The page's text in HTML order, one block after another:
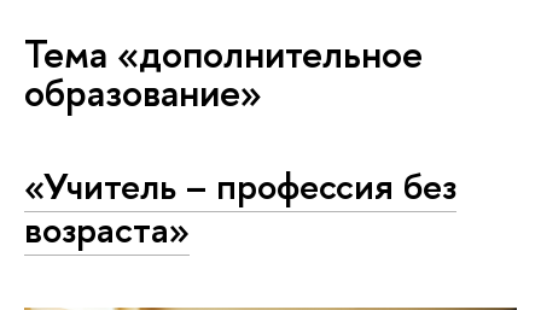
Тема «дополнительное
образование»
«Учитель – профессия без
возраста»